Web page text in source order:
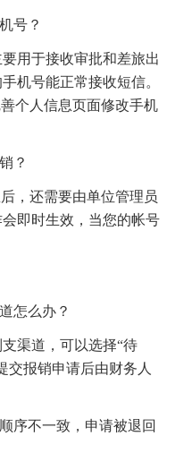
号？
用于接收审批和差旅出
机号能正常接收短信。
个人信息页面修改手机
？
，还需要由单位管理员
即时生效，当您的帐号
怎么办？
渠道，可以选择“待
交报销申请后由财务人
序不一致，申请被退回